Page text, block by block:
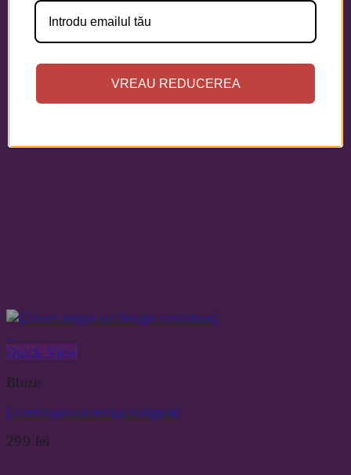
Quick View
Bluze
Corset negru cu design sculptural
299 lei
VREAU REDUCEREA